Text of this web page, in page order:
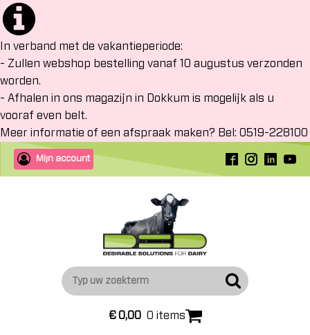
In verband met de vakantieperiode:
- Zullen webshop bestelling vanaf 10 augustus verzonden
worden.
- Afhalen in ons magazijn in Dokkum is mogelijk als u
vooraf even belt.
Meer informatie of een afspraak maken? Bel: 0519-228100
Mijn account
€0,00 0 items